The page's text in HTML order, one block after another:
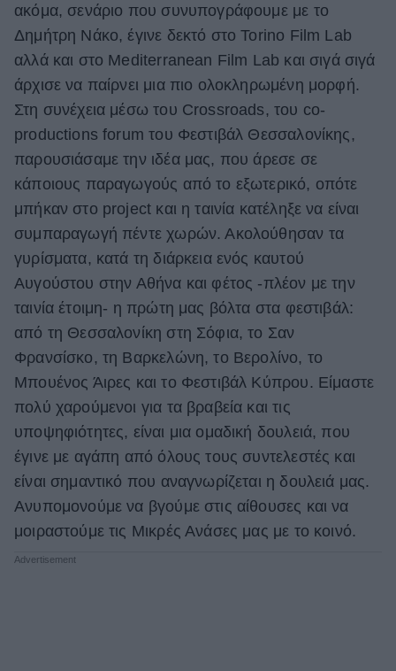
ακόμα, σενάριο που συνυπογράφουμε με το
Δημήτρη Νάκο, έγινε δεκτό στο Torino Film Lab
αλλά και στο Mediterranean Film Lab και σιγά σιγά
άρχισε να παίρνει μια πιο ολοκληρωμένη μορφή.
Στη συνέχεια μέσω του Crossroads, του co-
productions forum του Φεστιβάλ Θεσσαλονίκης,
παρουσιάσαμε την ιδέα μας, που άρεσε σε
κάποιους παραγωγούς από το εξωτερικό, οπότε
μπήκαν στο project και η ταινία κατέληξε να είναι
συμπαραγωγή πέντε χωρών. Ακολούθησαν τα
γυρίσματα, κατά τη διάρκεια ενός καυτού
Αυγούστου στην Αθήνα και φέτος -πλέον με την
ταινία έτοιμη- η πρώτη μας βόλτα στα φεστιβάλ:
από τη Θεσσαλονίκη στη Σόφια, το Σαν
Φρανσίσκο, τη Βαρκελώνη, το Βερολίνο, το
Μπουένος Άιρες και το Φεστιβάλ Κύπρου. Είμαστε
πολύ χαρούμενοι για τα βραβεία και τις
υποψηφιότητες, είναι μια ομαδική δουλειά, που
έγινε με αγάπη από όλους τους συντελεστές και
είναι σημαντικό που αναγνωρίζεται η δουλειά μας.
Ανυπομονούμε να βγούμε στις αίθουσες και να
μοιραστούμε τις Μικρές Ανάσες μας με το κοινό.